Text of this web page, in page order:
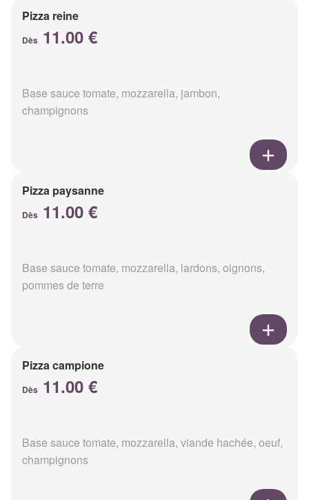
Pizza reine
Dès 11.00 €
Base sauce tomate, mozzarella, jambon,
champignons
Pizza paysanne
Dès 11.00 €
Base sauce tomate, mozzarella, lardons, oignons,
pommes de terre
Pizza campione
Dès 11.00 €
Base sauce tomate, mozzarella, viande hachée, oeuf,
champignons